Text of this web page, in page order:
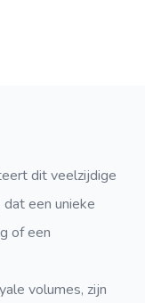
dit veelzijdige
een unieke
of een
volumes, zijn